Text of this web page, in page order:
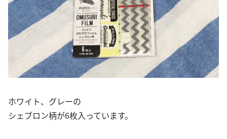
ホワイト、グレーの
シェブロン柄が6枚入っています。